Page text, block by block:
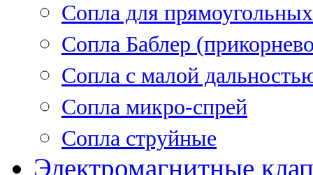
Сопла для
Сопла Баблер
Сопла с малой
Сопла микро-спрей
Сопла струйные
Электромагнитные